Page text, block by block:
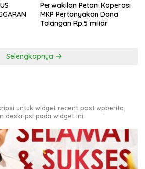
Perwakilan Petani Koperasi
MKP Pertanyakan Dana
Talangan Rp.5 miliar
Selengkapnya
untuk widget recent post wpberita,
deskripsi pada widget ini.